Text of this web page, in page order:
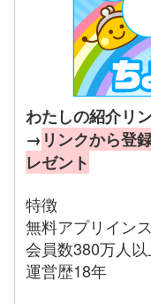
わたしの紹介リ
→ リンクから登
レゼント
特徴
無料アプリイン
会員数380万人以
運営歴18年